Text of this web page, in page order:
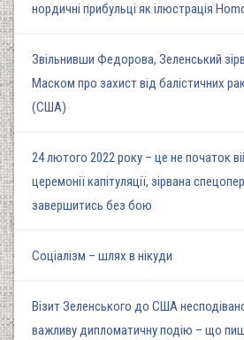
нордичні прибульці як ілюстрація
Звільнивши Федорова, Зеленський
Маском про захист від балістичних
(США)
24 лютого 2022 року – це не початок
церемонії капітуляції, зірвана
завершитись без бою
Соціалізм – шлях в нікуди
Візит Зеленського до США
важливу дипломатичну подію – що